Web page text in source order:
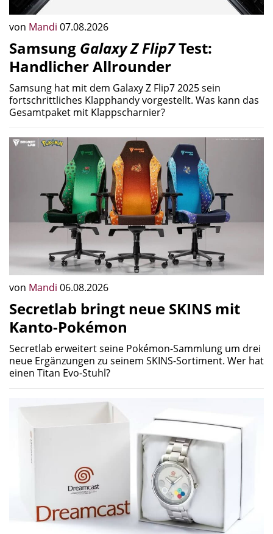
von Mandi 07.08.2026
Samsung Galaxy Z Flip7Test:
Handlicher Allrounder
Samsung hat mit dem Galaxy Z Flip7 2025 sein
fortschrittliches Klapphandy vorgestellt. Was kann das
Gesamtpaket mit Klappscharnier?
von Mandi 06.08.2026
Secretlab bringt neue SKINS mit
Kanto-Pokémon
Secretlab erweitert seine Pokémon-Sammlung um drei
neue Ergänzungen zu seinem SKINS-Sortiment. Wer hat
einen Titan Evo-Stuhl?